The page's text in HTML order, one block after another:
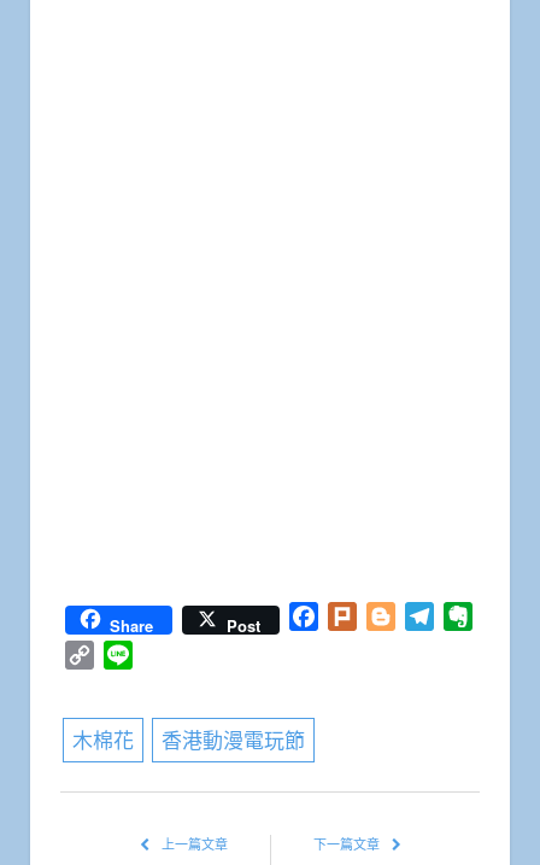
Share Post Facebook
Plurk BloggerTelegram
Copy
木棉花 香港動漫電玩節
上一篇文章 下一篇文章